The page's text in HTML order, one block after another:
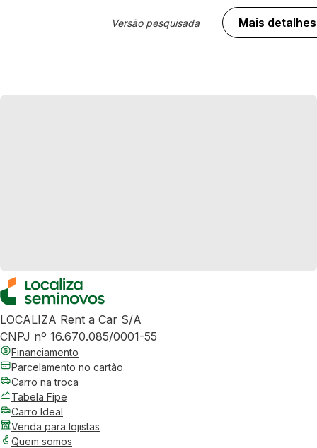
Versão pesquisada Mais detalhes
LOCALIZA Rent a Car S/A
CNPJ nº 16.670.085/0001-55
Financiamento
Parcelamento no cartão
Carro na troca
Tabela Fipe
Carro Ideal
Venda para lojistas
Quem somos